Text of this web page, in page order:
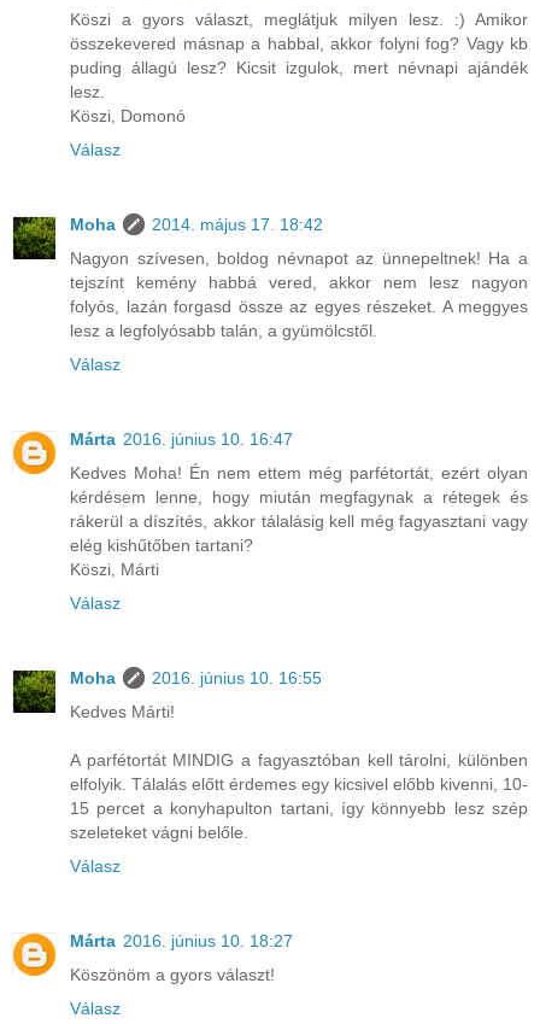
Köszi a gyors választ, meglátjuk milyen lesz. :) Amikor
összekevered másnap a habbal, akkor folyni fog? Vagy kb
puding állagú lesz? Kicsit izgulok, mert névnapi ajándék
lesz.
Köszi, Domonó
Válasz
Moha
2014. május 17. 18:42
Nagyon szívesen, boldog névnapot az ünnepeltnek! Ha a
tejszínt kemény habbá vered, akkor nem lesz nagyon
folyós, lazán forgasd össze az egyes részeket. A meggyes
lesz a legfolyósabb talán, a gyümölcstől.
Válasz
Márta 2016. június 10. 16:47
Kedves Moha! Én nem ettem még parfétortát, ezért olyan
kérdésem lenne, hogy miután megfagynak a rétegek és
rákerül a díszítés, akkor tálalásig kell még fagyasztani vagy
elég kishűtőben tartani?
Köszi, Márti
Válasz
Moha
2016. június 10. 16:55
Kedves Márti!
A parfétortát MINDIG a fagyasztóban kell tárolni, különben
elfolyik. Tálalás előtt érdemes egy kicsivel előbb kivenni, 10-
15 percet a konyhapulton tartani, így könnyebb lesz szép
szeleteket vágni belőle.
Válasz
Márta 2016. június 10. 18:27
Köszönöm a gyors választ!
Válasz